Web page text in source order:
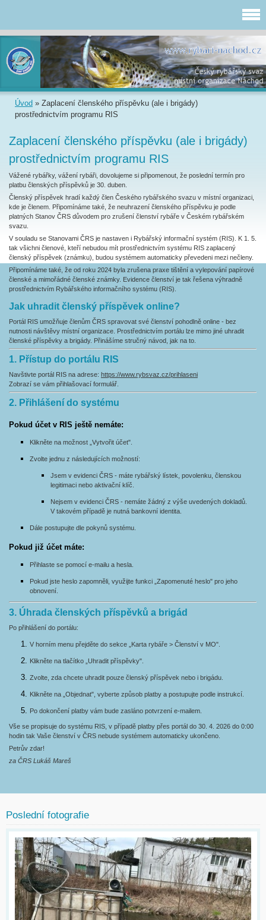
Úvod » Zaplacení členského příspěvku (ale i brigády)
prostřednictvím programu RIS
Zaplacení členského příspěvku (ale i brigády)
prostřednictvím programu RIS
Vážené rybářky, vážení rybáři, dovolujeme si připomenout, že poslední termín pro
platbu členských příspěvků je 30. duben.
Členský příspěvek hradí každý člen Českého rybářského svazu v místní organizaci,
kde je členem. Připomínáme také, že neuhrazení členského příspěvku je podle
platných Stanov ČRS důvodem pro zrušení členství rybáře v Českém rybářském
svazu.
V souladu se Stanovami ČRS je nastaven i Rybářský informační systém (RIS). K 1. 5.
tak všichni členové, kteří nebudou mít prostřednictvím systému RIS zaplacený
členský příspěvek (známku), budou systémem automaticky převedeni mezi nečleny.
Připomínáme také, že od roku 2024 byla zrušena praxe tištění a vylepování papírové
členské a mimořádné členské známky. Evidence členství je tak řešena výhradně
prostřednictvím Rybářského informačního systému (RIS).
Jak uhradit členský příspěvek online?
Portál RIS umožňuje členům ČRS spravovat své členství pohodlně online - bez
nutnosti návštěvy místní organizace. Prostřednictvím portálu lze mimo jiné uhradit
členské příspěvky a brigády. Přinášíme stručný návod, jak na to.
1. Přístup do portálu RIS
Navštivte portál RIS na adrese: https://www.rybsvaz.cz/prihlaseni
Zobrazí se vám přihlašovací formulář.
2. Přihlášení do systému
Pokud účet v RIS ještě nemáte:
Klikněte na možnost „Vytvořit účet".
Zvolte jednu z následujících možností:
Jsem v evidenci ČRS - máte rybářský lístek, povolenku, členskou
legitimaci nebo aktivační klíč.
Nejsem v evidenci ČRS - nemáte žádný z výše uvedených dokladů.
V takovém případě je nutná bankovní identita.
Dále postupujte dle pokynů systému.
Pokud již účet máte:
Přihlaste se pomocí e-mailu a hesla.
Pokud jste heslo zapomněli, využijte funkci „Zapomenuté heslo" pro jeho
obnovení.
3. Úhrada členských příspěvků a brigád
Po přihlášení do portálu:
V horním menu přejděte do sekce „Karta rybáře > Členství v MO".
Klikněte na tlačítko „Uhradit příspěvky".
Zvolte, zda chcete uhradit pouze členský příspěvek nebo i brigádu.
Klikněte na „Objednat", vyberte způsob platby a postupujte podle instrukcí.
Po dokončení platby vám bude zasláno potvrzení e-mailem.
Vše se propisuje do systému RIS, v případě platby přes portál do 30. 4. 2026 do 0:00
hodin tak Vaše členství v ČRS nebude systémem automaticky ukončeno.
Petrův zdar!
za ČRS Lukáš Mareš
Poslední fotografie